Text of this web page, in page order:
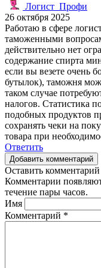
Логист_Профи
26 октября 2025
Работаю в сфере
таможенными
действительно нет
содержание спирта
если вы везете очень
бутылок), таможня
таком случае
налогов. Статистика
подобных продуктов
сохранять чеки на
товара при
Ответить
Добавить комментарий
Оставить комментарий
Комментарии
течение пары часов.
Имя
Комментарий *